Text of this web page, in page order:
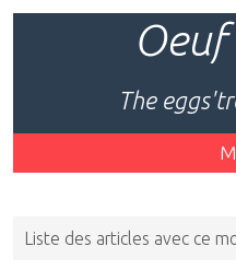
The
Liste des articles avec ce